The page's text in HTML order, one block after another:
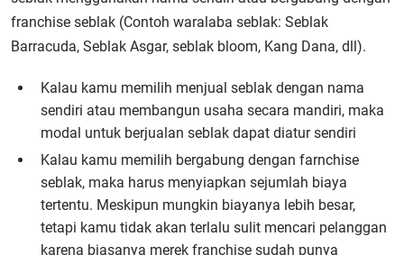
franchise seblak (Contoh waralaba seblak: Seblak
Barracuda, Seblak Asgar, seblak bloom, Kang Dana, dll).
Kalau kamu memilih menjual seblak dengan nama
sendiri atau membangun usaha secara mandiri, maka
modal untuk berjualan seblak dapat diatur sendiri
Kalau kamu memilih bergabung dengan farnchise
seblak, maka harus menyiapkan sejumlah biaya
tertentu. Meskipun mungkin biayanya lebih besar,
tetapi kamu tidak akan terlalu sulit mencari pelanggan
karena biasanya merek franchise sudah punya